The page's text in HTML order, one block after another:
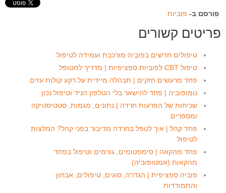
פורסם ב- פוביות
פריטים קשורים
טיפולים חדשים בפוביה מורכבת ועמידה לטיפול
טיפול CBT לפוביות ספציפיות | מדריך למטופל
פחד מרעשים חזקים | תבהלה מיידית על רקע קולות עזים
נומופוביה | פחד להישאר בלי הטלפון הניד וטיפול נכון
שכיחות של הפרעות חרדה | נתונים, מגמות, סטטיסטיקה
ומספרים
פחד קהל | איך לטפל בחרדה מדיבור בפני קהל? המלצות
לטיפול
פחד מהקאה | סימפטומים, גורמים וטיפול בפחד
מהקאות (אמטופוביה)
פוביה ספציפית | הגדרה, סוגים, טיפולים, אבחון
והתמודדות